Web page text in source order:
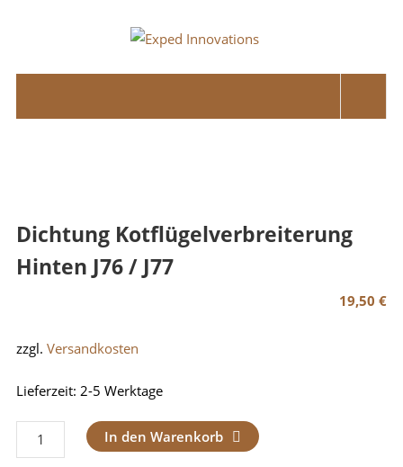
Exped
Dichtung Kotflügelverbreiterung
Hinten J76 / J77
19,50€
zzgl. Versandkosten
Lieferzeit: 2-5 Werktage
Dichtung
Kotflügelverbreiterung
In den Warenkorb